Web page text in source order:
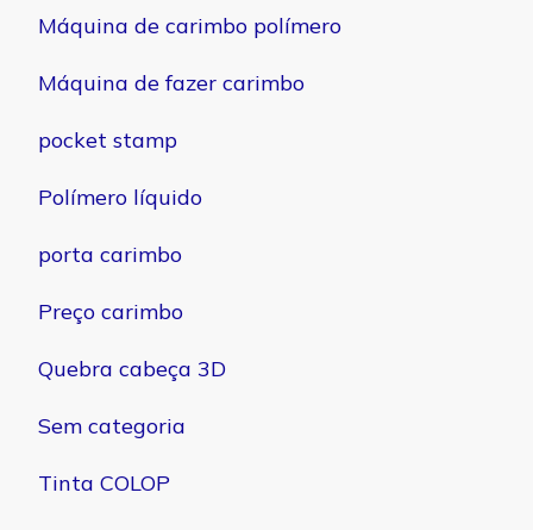
Máquina de carimbo polímero
Máquina de fazer carimbo
pocket stamp
Polímero líquido
porta carimbo
Preço carimbo
Quebra cabeça 3D
Sem categoria
Tinta COLOP